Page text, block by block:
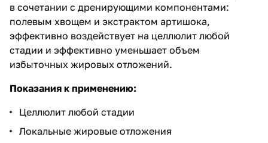
в сочетании с дренирующими компонентами:
полевым хвощем и экстрактом артишока,
эффективно воздействует на целлюлит любой
стадии и эффективно уменьшает объем
избыточных жировых отложений.
Показания к применению:
Целлюлит любой стадии
Локальные жировые отложения